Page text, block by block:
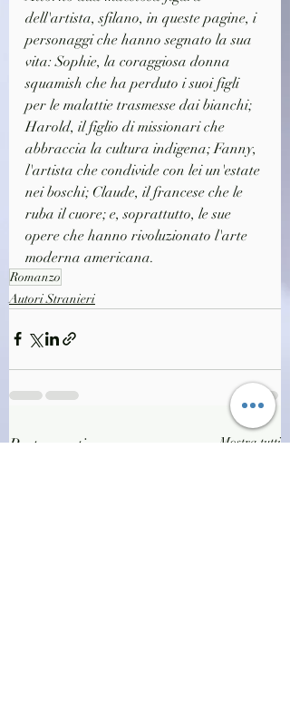
dell'artista, sfilano, in queste pagine, i
personaggi che hanno segnato la sua
vita: Sophie, la coraggiosa donna
squamish che ha perduto i suoi figli
per le malattie trasmesse dai bianchi;
Harold, il figlio di missionari che
abbraccia la cultura indigena; Fanny,
l'artista che condivide con lei un'estate
nei boschi; Claude, il francese che le
ruba il cuore; e, soprattutto, le sue
opere che hanno rivoluzionato l'arte
moderna americana.
Romanzo
Autori Stranieri
Post recenti Mostra tutti